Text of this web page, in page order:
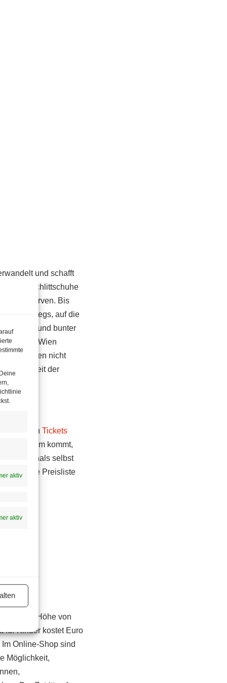
aktiv
aktiv
und schafft
in die Schlittschuhe
kurven. Bis
unterwegs, auf die
es lauter und bunter
Radio Wien
Stoßzeiten nicht
Sicherheit der
Kauf von Tickets
Eistraum kommt,
Terminals selbst
Die Preisliste
in Höhe von
für Kinder kostet Euro
Online-Shop sind
Möglichkeit,